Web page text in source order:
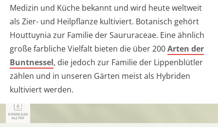
Medizin und Küche bekannt und wird heute weltweit
als Zier- und Heilpflanze kultiviert. Botanisch gehört
Houttuynia zur Familie der Saururaceae. Eine ähnlich
große farbliche Vielfalt bieten die über 200Arten der
Buntnessel, die jedoch zur Familie der Lippenblütler
zählen und in unseren Gärten meist als Hybriden
kultiviert werden.